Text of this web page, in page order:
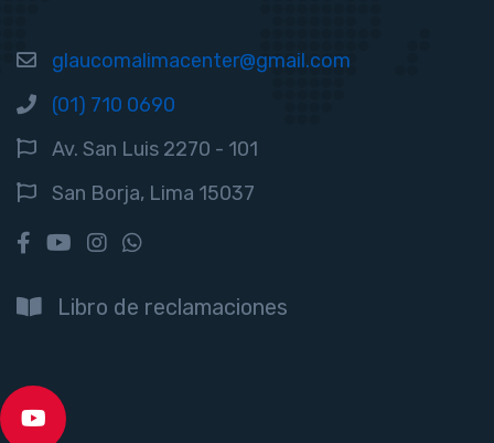
glaucomalimacenter@gmail.com
(01) 710 0690
Av. San Luis 2270 - 101
San Borja, Lima 15037
Libro de reclamaciones